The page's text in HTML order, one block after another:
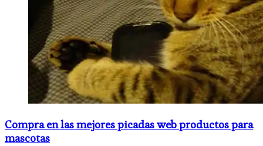
Compra en las mejores picadas web productos para
mascotas